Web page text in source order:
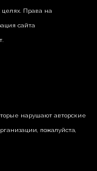
целях. Права на
сайта
нарушают авторские
пожалуйста,